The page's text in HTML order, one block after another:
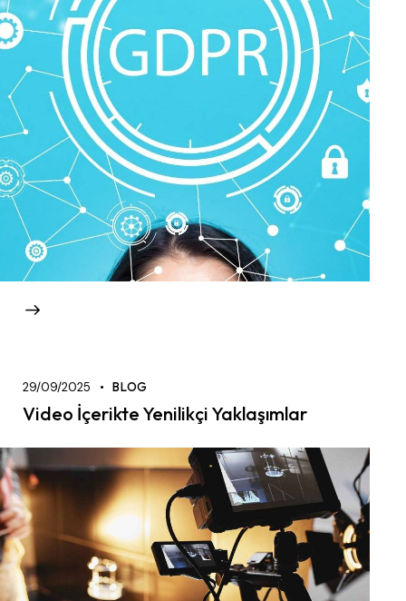
29/09/2025 BLOG
Video İçerikte Yenilikçi Yaklaşımlar